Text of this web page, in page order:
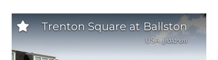
Trenton Square at Ballston
וושינגטון,
USA